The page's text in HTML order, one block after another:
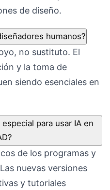
de diseño.
humanos?
no sustituto. El
y la toma de
siendo esenciales en
para usar IA en
de los programas y
nuevas versiones
y tutoriales